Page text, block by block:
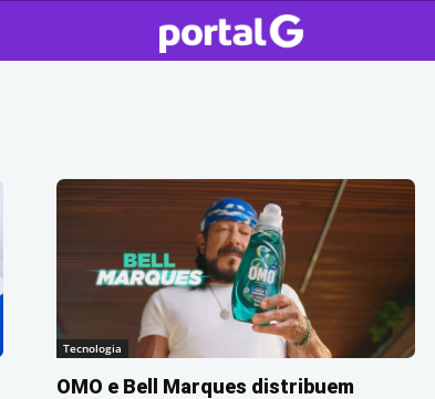
Tecnologia
OMO e Bell Marques distribuem